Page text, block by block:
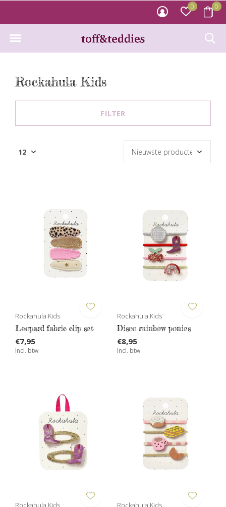
0 0
Rockahula Kids
FILTER
Rockahula Kids
Leopard fabric clip set
€7,95
Incl. btw
Rockahula Kids
Disco rainbow ponies
€8,95
Incl. btw
Rockahula Kids Rockahula Kids